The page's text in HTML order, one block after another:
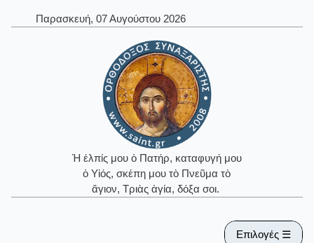
Παρασκευή, 07 Αυγούστου 2026
Ἡ ἐλπίς μου ὁ Πατήρ, καταφυγή μου
ὁ Υἱός, σκέπη μου τὸ Πνεῦμα τὸ
ἅγιον, Τριὰς ἁγία, δόξα σοι.
Επιλογές ☰